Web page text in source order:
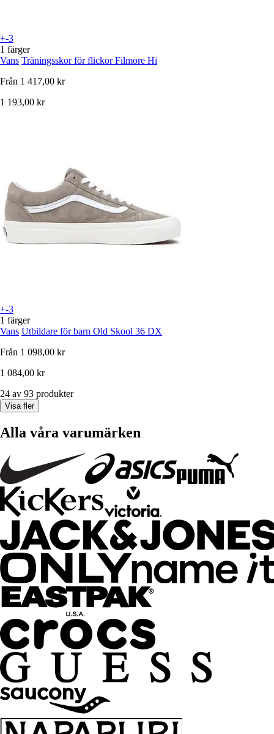
+-3
1 färger
Vans Träningsskor för flickor Filmore Hi
Från 1 417,00 kr
1 193,00 kr
+-3
1 färger
Vans Utbildare för barn Old Skool 36 DX
Från 1 098,00 kr
1 084,00 kr
24 av 93 produkter
Visa fler
Alla våra varumärken